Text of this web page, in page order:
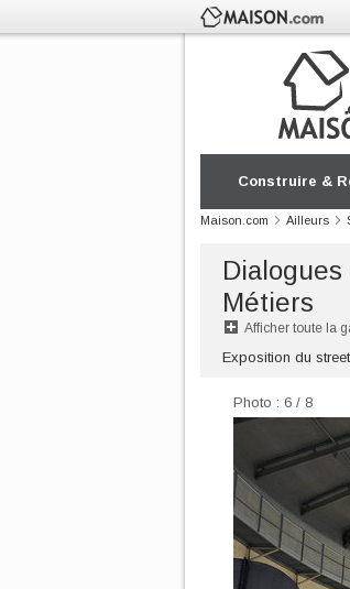
Construire &
Maison.com Ailleurs
Métiers
Afficher toute la
Exposition du
Photo : 6 / 8